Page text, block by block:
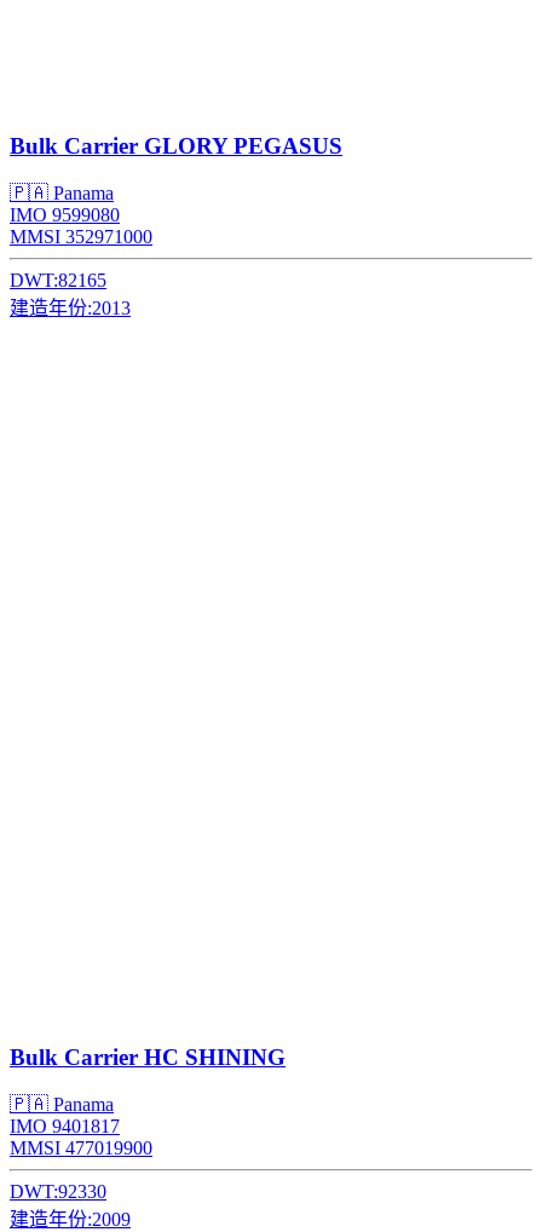
Bulk Carrier GLORY PEGASUS
🇵🇦 Panama
IMO 9599080
MMSI 352971000
DWT:82165
建造年份:2013
Bulk Carrier HC SHINING
🇵🇦 Panama
IMO 9401817
MMSI 477019900
DWT:92330
建造年份:2009